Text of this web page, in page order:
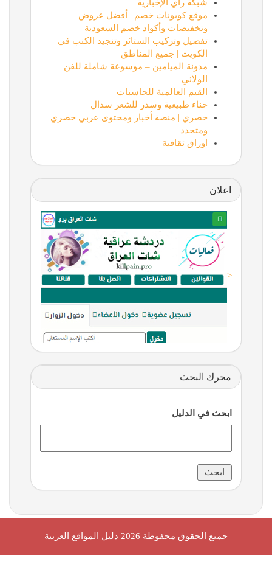
شبكة رأي الإخبارية
موقع كوبونات خصم | أفضل عروض
وتخفيضات وأكواد خصم السعودية
تفصيل وتركيب الستائر وتنجيد الكنب في
الكويت | جميع المناطق
مدونة الميامين – موسوعة شاملة للفن
الولائي
القيم العالمية للحاسبات
حناء طبيعية وسدر للشعر سدال
حصري | منصة أخبار ومحتوى عربي حصري
ومتجدد
اوراق ثقافية
اعلان
<
محرك البحث
ابحث في الدليل
جميع الحقوق محفوظة 2026 دليل المواقع العربية